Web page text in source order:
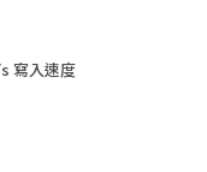
寫入速度